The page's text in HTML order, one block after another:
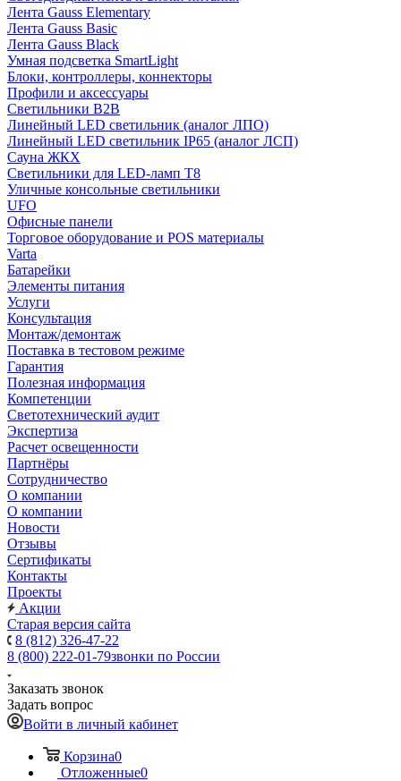
Лента Gauss Elementary
Лента Gauss Basic
Лента Gauss Black
Умная подсветка SmartLight
Блоки, контроллеры, коннекторы
Профили и аксессуары
Светильники B2B
Линейный LED светильник (аналог ЛПО)
Линейный LED светильник IP65 (аналог ЛСП)
Сауна ЖКХ
Светильники для LED-ламп T8
Уличные консольные светильники
UFO
Офисные панели
Торговое оборудование и POS материалы
Varta
Батарейки
Элементы питания
Услуги
Консультация
Монтаж/демонтаж
Поставка в тестовом режиме
Гарантия
Полезная информация
Компетенции
Светотехнический аудит
Экспертиза
Расчет освещенности
Партнёры
Cотрудничество
О компании
О компании
Новости
Отзывы
Сертификаты
Контакты
Проекты
Акции
Старая версия сайта
8 (812) 326-47-22
8 (800) 222-01-79звонки по России
Заказать звонок
Задать вопрос
Войти в личный кабинет
Корзина0
Отложенные0